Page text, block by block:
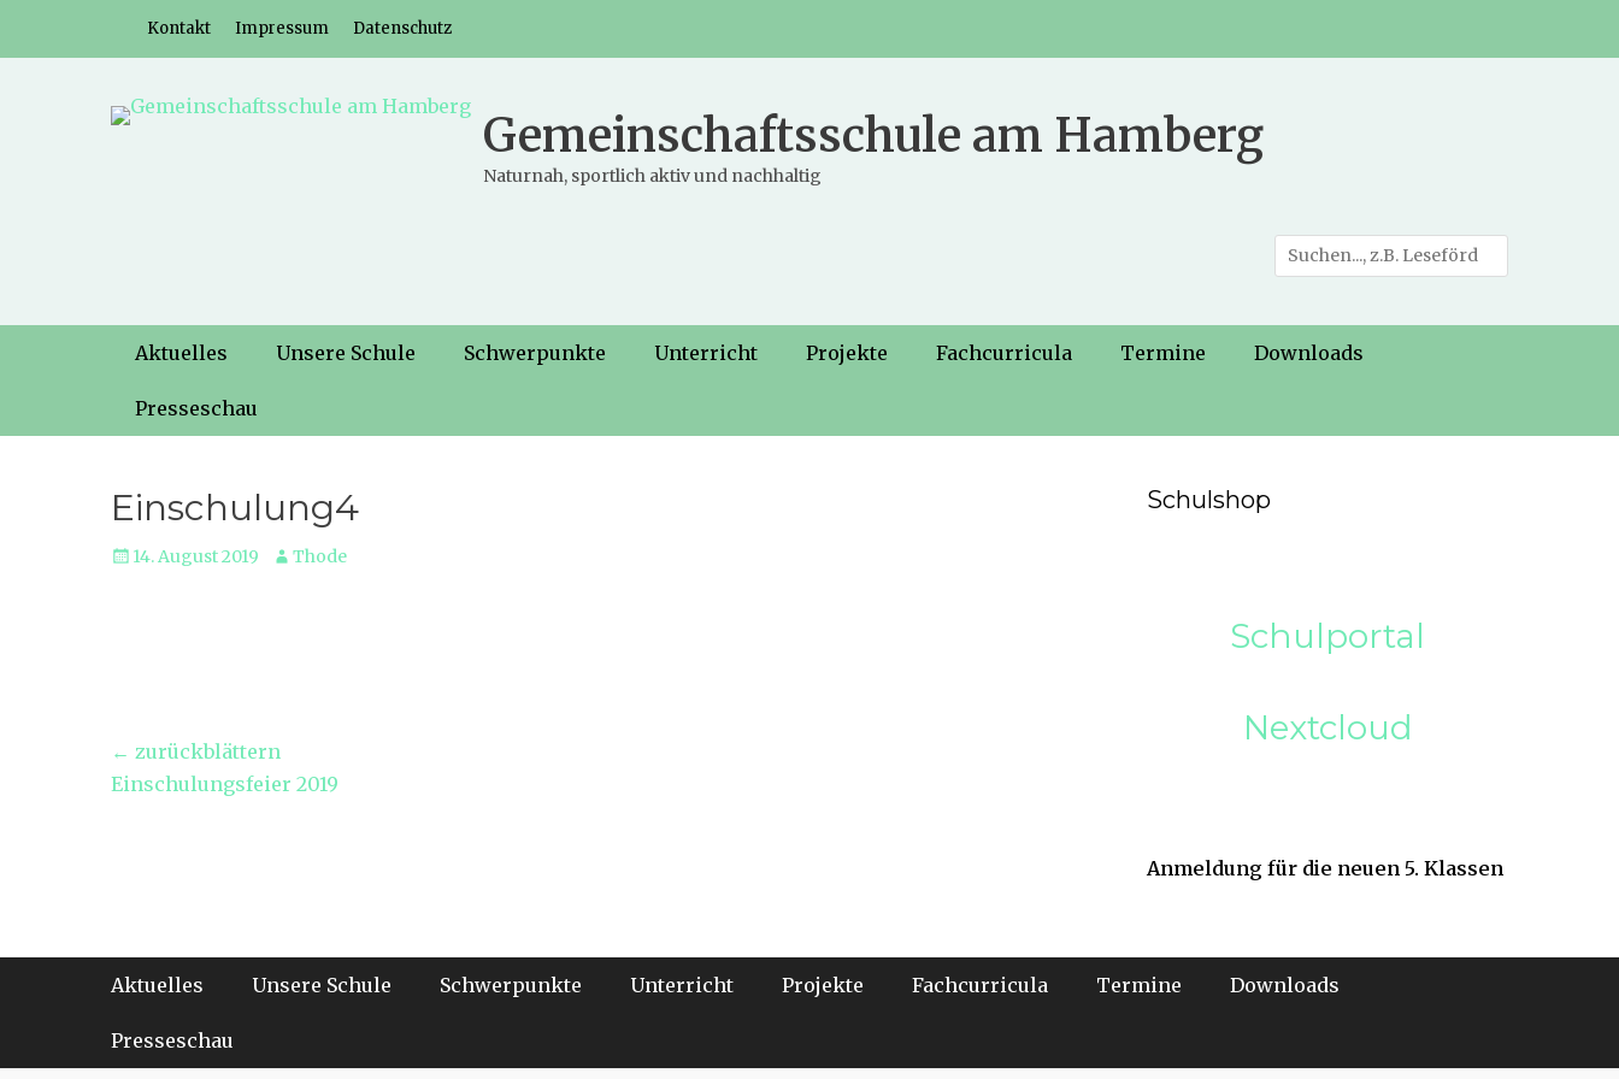
Header-Menü
Weiter
Kontakt Impressum Datenschutz
Gemeinschaftsschule am Hamberg
Naturnah, sportlich aktiv und nachhaltig
Suche
nach:
Hauptmenü
Weiter
Inhalt
Aktuelles Unsere Schule Schwerpunkte Unterricht Projekte Fachcurricula Termine Downloads
Presseschau
Einschulung4
Veröffentlicht
14. August 2019 Autor
Thode
Beitragsnavigation
← zurückblättern
Vorheriger
Einschulungsfeier 2019
Schulshop
Schulportal
Nextcloud
Anmeldung für die neuen 5. Klassen
Footer-Menü
Weiter
Inhalt
Aktuelles Unsere Schule Schwerpunkte Unterricht Projekte Fachcurricula Termine Downloads
Presseschau